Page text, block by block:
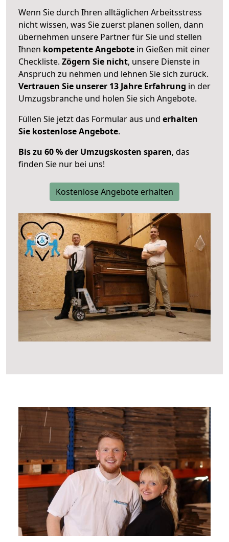
Wenn Sie durch Ihren alltäglichen Arbeitsstress
nicht wissen, was Sie zuerst planen sollen, dann
übernehmen unsere Partner für Sie und stellen
Ihnen kompetente Angebote in Gießen mit einer
Checkliste. Zögern Sie nicht, unsere Dienste in
Anspruch zu nehmen und lehnen Sie sich zurück.
Vertrauen Sie unserer 13 Jahre Erfahrung in der
Umzugsbranche und holen Sie sich Angebote.
Füllen Sie jetzt das Formular aus und erhalten
Sie kostenlose Angebote.
Bis zu 60 % der Umzugskosten sparen, das
finden Sie nur bei uns!
Kostenlose Angebote erhalten